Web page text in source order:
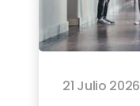
21 Julio 2026